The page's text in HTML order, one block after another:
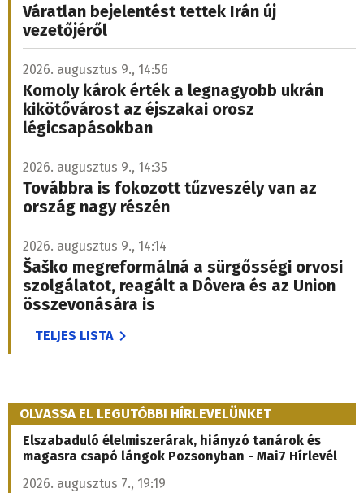
Váratlan bejelentést tettek Irán új
vezetőjéről
2026. augusztus 9., 14:56
Komoly károk érték a legnagyobb ukrán
kikötővárost az éjszakai orosz
légicsapásokban
2026. augusztus 9., 14:35
Továbbra is fokozott tűzveszély van az
ország nagy részén
2026. augusztus 9., 14:14
Šaško megreformálná a sürgősségi orvosi
szolgálatot, reagált a Dôvera és az Union
összevonására is
TELJES LISTA
OLVASSA EL LEGUTÓBBI HÍRLEVELÜNKET
Elszabaduló élelmiszerárak, hiányzó tanárok és
magasra csapó lángok Pozsonyban - Mai7 Hírlevél
2026. augusztus 7., 19:19